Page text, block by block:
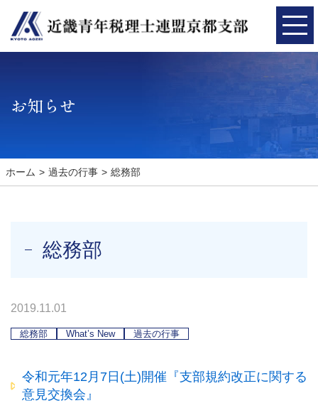
お知らせ
ホーム 過去の行事 総務部
総務部
2019.11.01
総務部 What’s New 過去の行事
令和元年12月7日(土)開催『支部規約改正に関する
意見交換会』